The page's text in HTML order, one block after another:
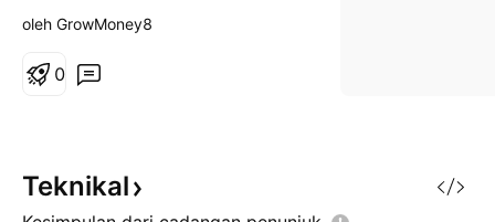
sebelum menukar kembali
BELI / JUAL CALL". # Belajar
oleh GrowMoney8
0
Teknikal